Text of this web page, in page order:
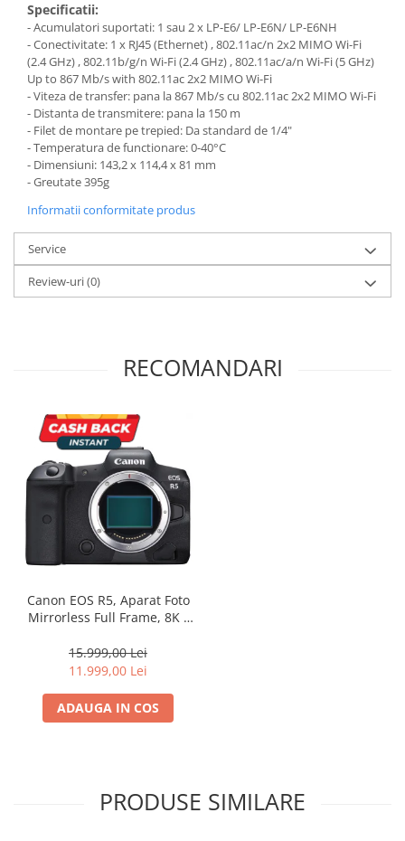
Specificatii:
- Acumulatori suportati: 1 sau 2 x LP-E6/ LP-E6N/ LP-E6NH
- Conectivitate: 1 x RJ45 (Ethernet) , 802.11ac/n 2x2 MIMO Wi-Fi
(2.4 GHz) , 802.11b/g/n Wi-Fi (2.4 GHz) , 802.11ac/a/n Wi-Fi (5 GHz)
Up to 867 Mb/s with 802.11ac 2x2 MIMO Wi-Fi
- Viteza de transfer: pana la 867 Mb/s cu 802.11ac 2x2 MIMO Wi-Fi
- Distanta de transmitere: pana la 150 m
- Filet de montare pe trepied: Da standard de 1/4"
- Temperatura de functionare: 0-40°C
- Dimensiuni: 143,2 x 114,4 x 81 mm
- Greutate 395g
Informatii conformitate produs
Service
Review-uri(0)
RECOMANDARI
Canon EOS R5, Aparat Foto
Mirrorless Full Frame, 8K -
15.999,00 Lei
11.999,00 Lei
ADAUGA IN COS
PRODUSE SIMILARE